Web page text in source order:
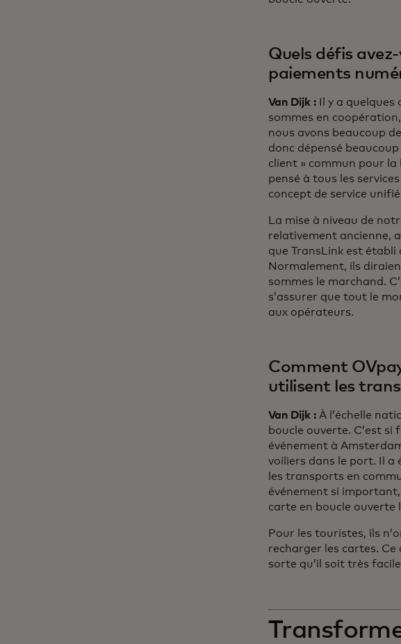
Quels défis
paiements
Van Dijk :
Il y a
sommes en
nous avons beaucoup
donc dépensé
client » commun pour
pensé à tous les
concept de service
La mise à niveau de
relativement ancienne,
que TransLink est
Normalement, ils
sommes le marchand.
s’assurer que tout le
aux opérateurs.
Comment
utilisent les
Van Dijk : À l’échelle
boucle ouverte. C’est
événement à
voiliers dans le port. Il a
les transports en
événement si
carte en boucle ouverte
Pour les touristes, ils
recharger les cartes. Ce
sorte qu’il soit très